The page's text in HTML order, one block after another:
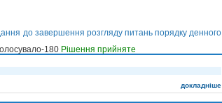
до завершення розгляду питань порядку денного
180 Рішення прийняте
докладніше